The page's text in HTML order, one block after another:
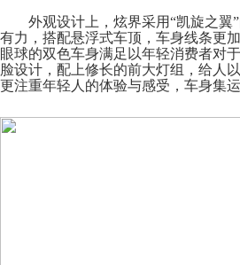
外观设计上， 炫界采用“凯旋之翼
有力，搭配悬浮式车顶 ，车身线条更
眼球的双色车身满足以年轻消费者对
脸设计，配上修长的前大灯组，给人
更注重年轻人的体验与感受，车身集